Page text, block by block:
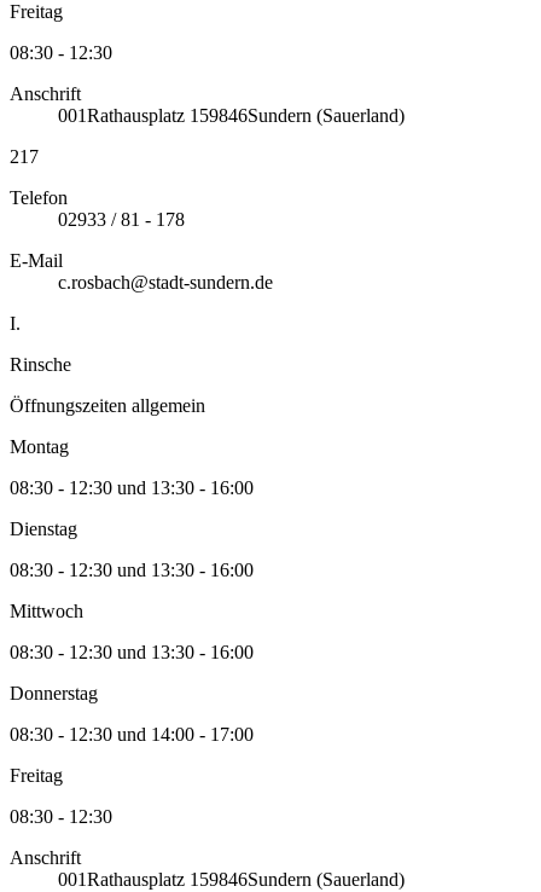
Freitag
08:30 - 12:30
Anschrift
001Rathausplatz 1 59846Sundern (Sauerland)
217
Telefon
02933 / 81 - 178
E-Mail
c.rosbach@stadt-sundern.de
I.
Rinsche
Öffnungszeiten allgemein
Montag
08:30 - 12:30 und 13:30 - 16:00
Dienstag
08:30 - 12:30 und 13:30 - 16:00
Mittwoch
08:30 - 12:30 und 13:30 - 16:00
Donnerstag
08:30 - 12:30 und 14:00 - 17:00
Freitag
08:30 - 12:30
Anschrift
001Rathausplatz 1 59846Sundern (Sauerland)